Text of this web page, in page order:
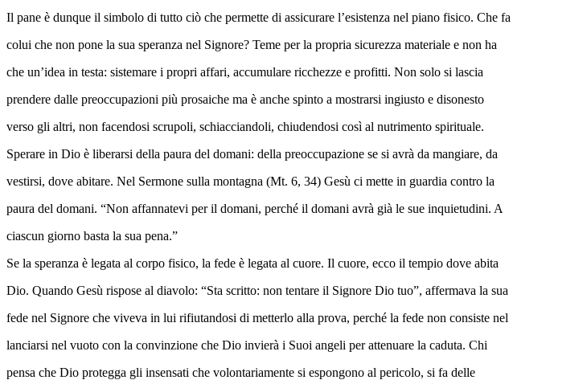
Il pane è dunque il simbolo di tutto ciò che permette di assicurare l’esistenza nel piano fisico. Che fa
colui che non pone la sua speranza nel Signore? Teme per la propria sicurezza materiale e non ha
che un’idea in testa: sistemare i propri affari, accumulare ricchezze e profitti. Non solo si lascia
prendere dalle preoccupazioni più prosaiche ma è anche spinto a mostrarsi ingiusto e disonesto
verso gli altri, non facendosi scrupoli, schiacciandoli, chiudendosi così al nutrimento spirituale.
Sperare in Dio è liberarsi della paura del domani: della preoccupazione se si avrà da mangiare, da
vestirsi, dove abitare. Nel Sermone sulla montagna (Mt. 6, 34) Gesù ci mette in guardia contro la
paura del domani. “Non affannatevi per il domani, perché il domani avrà già le sue inquietudini. A
ciascun giorno basta la sua pena.”
Se la speranza è legata al corpo fisico, la fede è legata al cuore. Il cuore, ecco il tempio dove abita
Dio. Quando Gesù rispose al diavolo: “Sta scritto: non tentare il Signore Dio tuo”, affermava la sua
fede nel Signore che viveva in lui rifiutandosi di metterlo alla prova, perché la fede non consiste nel
lanciarsi nel vuoto con la convinzione che Dio invierà i Suoi angeli per attenuare la caduta. Chi
pensa che Dio protegga gli insensati che volontariamente si espongono al pericolo, si fa delle